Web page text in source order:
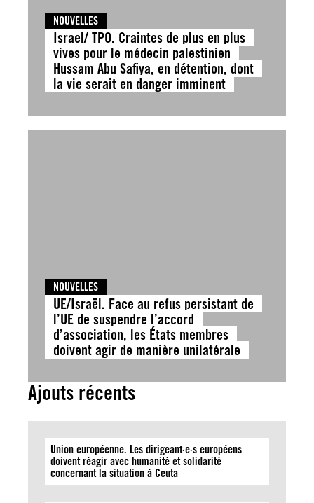
NOUVELLES
Israel/ TPO. Craintes de plus en plus
vives pour le médecin palestinien
Hussam Abu Safiya, en détention, dont
la vie serait en danger imminent
NOUVELLES
UE/Israël. Face au refus persistant de
l’UE de suspendre l’accord
d’association, les États membres
doivent agir de manière unilatérale
Ajouts récents
Union européenne. Les dirigeant·e·s européens
doivent réagir avec humanité et solidarité
concernant la situation à Ceuta